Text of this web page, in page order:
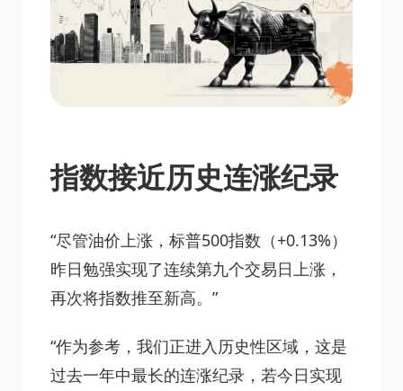
指数接近历史连涨纪录
“尽管油价上涨，标普500指数（+0.13%）
昨日勉强实现了连续第九个交易日上涨，
再次将指数推至新高。”
“作为参考，我们正进入历史性区域，这是
过去一年中最长的连涨纪录，若今日实现